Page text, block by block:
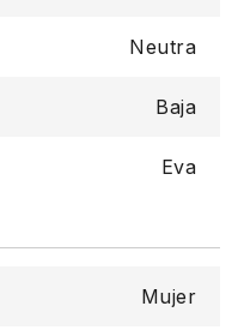
Neutra
Baja
Eva
Mujer